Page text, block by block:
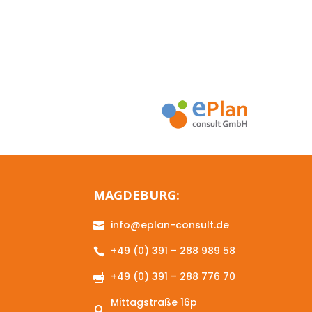
MAGDEBURG:
 info@eplan-consult.de
 +49 (0) 391 – 288 989 58
 +49 (0) 391 – 288 776 70
Mittagstraße 16p